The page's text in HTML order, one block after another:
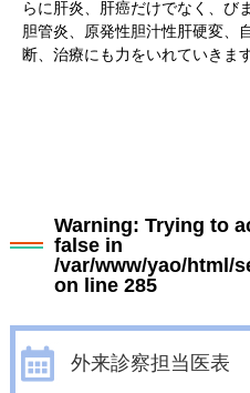
らに肝炎、肝癌だけでなく、び
胆管炎、原発性胆汁性肝硬変、
断、治療にも力をいれていきます
Warning: Trying to
false in
/var/www/yao/html/
on line 285
外来診察担当医表